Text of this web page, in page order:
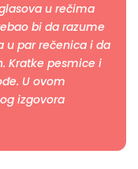
u rečima
bi da razume
u par rečenica i da
Kratke pesmice i
U ovom
izgovora